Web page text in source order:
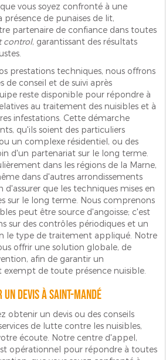
vous soyez confronté à une
présence de punaises de lit,
partenaire de confiance dans toutes
control, garantissant des résultats
prestations techniques, nous offrons
de conseil et de suivi après
reste disponible pour répondre à
au traitement des nuisibles et à
infestations. Cette démarche
qu'ils soient des particuliers
un complexe résidentiel, ou des
d'un partenariat sur le long terme.
dans les régions de la Marne,
dans d'autres arrondissements
d'assurer que les techniques mises en
sur le long terme. Nous comprenons
peut être source d'angoisse; c'est
sur des contrôles périodiques et un
le type de traitement appliqué. Notre
offrir une solution globale, de
afin de garantir un
exempt de toute présence nuisible.
devis à Saint-Mandé
obtenir un devis ou des conseils
de lutte contre les nuisibles,
écoute. Notre centre d'appel,
opérationnel pour répondre à toutes